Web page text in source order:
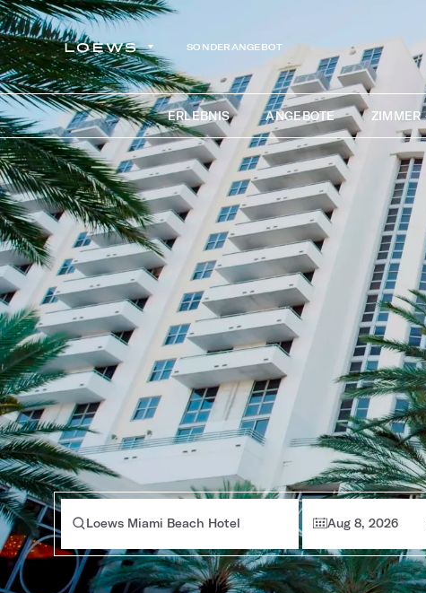
SONDERANGEBOT
ERLEBNIS ANGEBOTE ZIMMER
Loews Miami Beach Hotel Aug 8, 2026